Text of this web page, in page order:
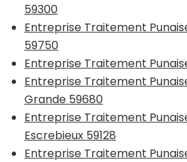
59300
Entreprise Traitement
59750
Entreprise Traitement
Entreprise Traitement
Grande 59680
Entreprise Traitement
Escrebieux 59128
Entreprise Traitement